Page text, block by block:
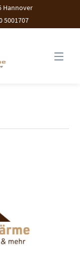
Hannover
5001707